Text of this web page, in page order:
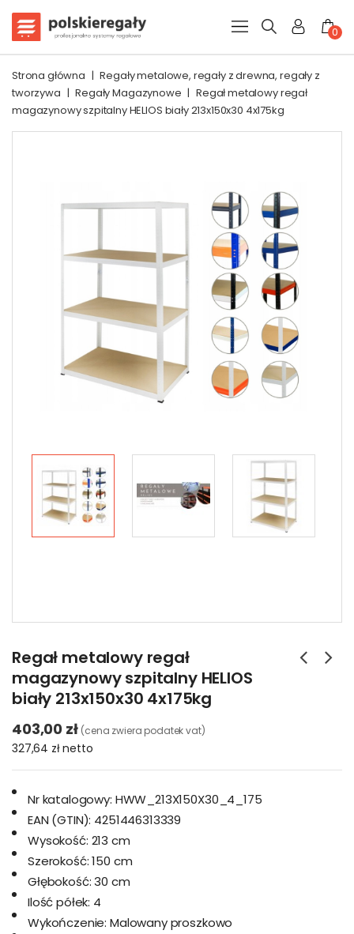
0
Strona główna | Regały metalowe, regały z drewna, regały z
tworzywa | Regały Magazynowe | Regał metalowy regał
magazynowy szpitalny HELIOS biały 213x150x30 4x175kg
Regał metalowy regał
magazynowy szpitalny HELIOS
biały 213x150x30 4x175kg
403,00 zł (cena zwiera podatek vat)
327,64 złnetto
Nr katalogowy: HWW_213X150X30_4_175
EAN (GTIN): 4251446313339
Wysokość: 213 cm
Szerokość: 150 cm
Głębokość: 30 cm
Ilość półek: 4
Wykończenie: Malowany proszkowo